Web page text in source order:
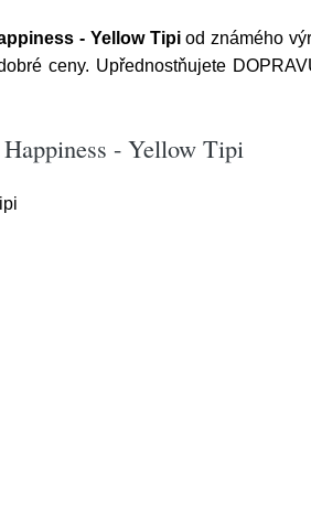
- Yellow Tipiod známého
ceny. Upřednostňujete
- Yellow Tipi